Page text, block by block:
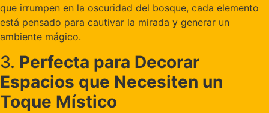
que irrumpen en la oscuridad del bosque, cada elemento
está pensado para cautivar la mirada y generar un
ambiente mágico.
3. Perfecta para Decorar
Espacios que Necesiten un
Toque Místico